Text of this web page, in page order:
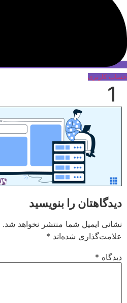
حساب کاربری
1
دیدگاهتان را بنویسید
نشانی ایمیل شما منتشر نخواهد شد.
علامت‌گذاری شده‌اند *
دیدگاه *